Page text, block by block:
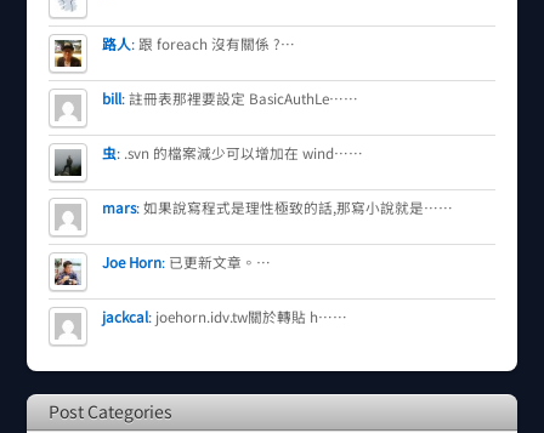
路人: 跟 foreach 沒有關係 ?…
bill:註冊表那裡要設定 BasicAuthLe……
虫: .svn 的檔案減少可以增加在 wind……
mars:如果說寫程式是理性極致的話,那寫小說就是……
Joe Horn: 已更新文章。…
jackcal: joehorn.idv.tw關於轉貼 h……
Post Categories